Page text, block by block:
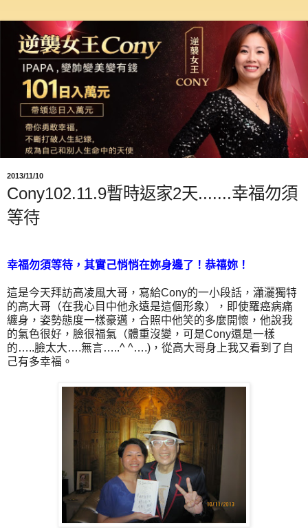
2013/11/10
Cony102.11.9暫時返家2天.......幸福勿須
等待
幸福勿須等待，其實己悄悄在妳身邊了！恭禧妳！
這是今天拜訪高凌風大哥，寫給Cony的一小段話，瀟灑獨特
的高大哥（在我心目中他永遠是這個形象），即使羅癌病痛
纏身，姿勢態度一樣豪邁，合照中他笑的多麼開懷，他說我
的氣色很好，臉很福氣（體重沒變，可是Cony還是一樣
的…..臉太大….無言…..^ ^….) ，從高大哥身上我又看到了自
己有多幸福。